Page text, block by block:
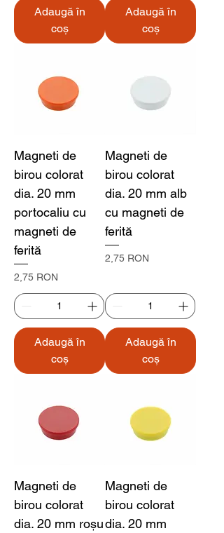
Adaugă în
coș
Adaugă în
coș
Magneti de
birou colorat
dia. 20 mm
portocaliu cu
magneti de
ferită
Preț
2,75 RON
Adaugă în
coș
Magneti de
birou colorat
dia. 20 mm alb
cu magneti de
ferită
Preț
2,75 RON
Adaugă în
coș
Magneti de
birou colorat
dia. 20 mm roșu
Magneti de
birou colorat
dia. 20 mm